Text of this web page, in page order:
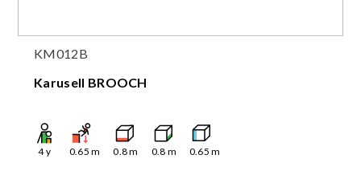
KM012B
Karusell BROOCH
4y 0.65 m 0.8m 0.8 m 0.65 m